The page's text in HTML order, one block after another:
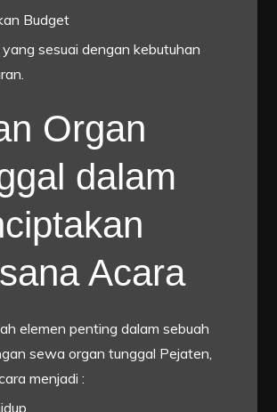
Budget
sesuai dengan kebutuhan
Organ
dalam
Acara
elemen penting dalam sebuah
sewa organ tunggal Pejaten,
menjadi :